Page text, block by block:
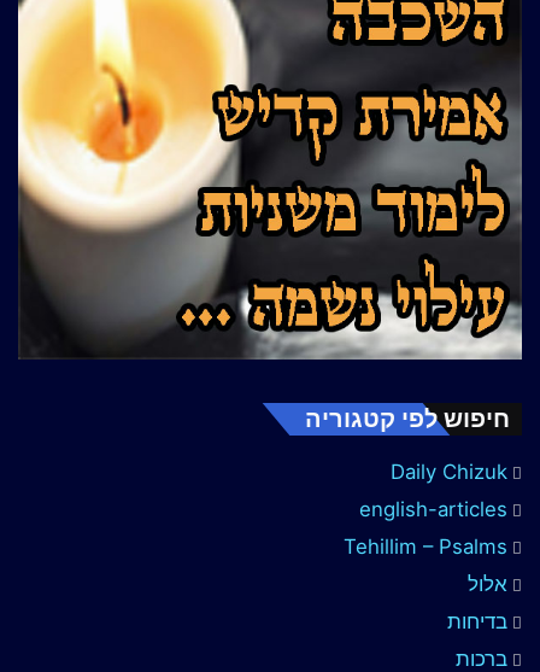
חיפוש לפי קטגוריה
Daily Chizuk
english-articles
Tehillim – Psalms
אלול
בדיחות
ברכות